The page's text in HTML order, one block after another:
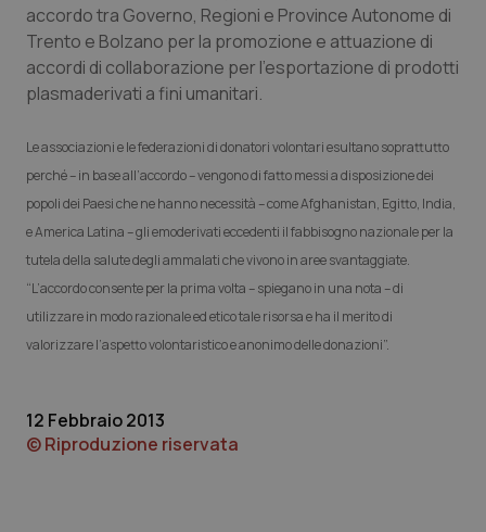
Emilia-Romagna
Friuli Venezia Giulia
Liguria
Lombardia
Marche
Molise
Piemonte
Colesterolo & coronaropatie
Dermatite Atopica
Disturbi dell’umore
Dolore
Donna & Salute
Epatiti
HIV
accordo tra Governo, Regioni e Province Autonome di
Trento e Bolzano per la promozione e attuazione di
accordi di collaborazione per l’esportazione di prodotti
plasmaderivati a fini umanitari.
Le associazioni e le federazioni di donatori volontari esultano soprattutto
perché – in base all’accordo – vengono di fatto messi a disposizione dei
popoli dei Paesi che ne hanno necessità – come Afghanistan, Egitto, India,
e America Latina – gli emoderivati eccedenti il fabbisogno nazionale per la
tutela della salute degli ammalati che vivono in aree svantaggiate.
“L’accordo consente per la prima volta – spiegano in una nota – di
utilizzare in modo razionale ed etico tale risorsa e ha il merito di
valorizzare l’aspetto volontaristico e anonimo delle donazioni”.
12 Febbraio 2013
© Riproduzione riservata